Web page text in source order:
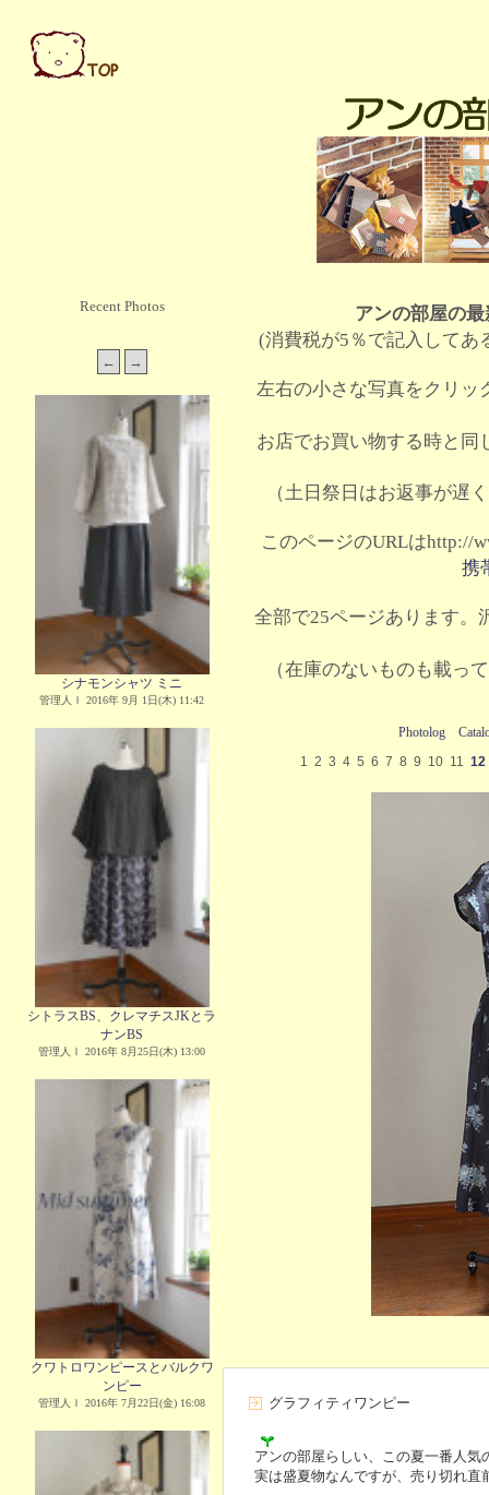
Recent Photos
シナモンシャツ ミニ
管理人Ｉ 2016年 9月 1日(木) 11:42
シトラスBS、クレマチスJKとラ
ナンBS
管理人Ｉ 2016年 8月25日(木) 13:00
クワトロワンピースとバルクワ
ンピー
管理人Ｉ 2016年 7月22日(金) 16:08
アンの部屋の
(消費税が5％で記入してあ
左右の小さな写真をクリッ
お店でお買い物する時と同
（土日祭日はお返事が遅
このページのURLはhttp://
携
全部で25ページあります。
（在庫のないものも載っ
Photolog
1 2 3 4 5 6 7 8 9 10 11 12
グラフィティワンピー
アンの部屋らしい、この夏一番人気
実は盛夏物なんですが、売り切れ直